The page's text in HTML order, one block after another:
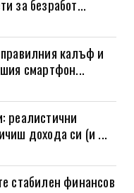
за безработ...
калъф и
смартфон...
реалистични
дохода си (и ...
стабилен финансов